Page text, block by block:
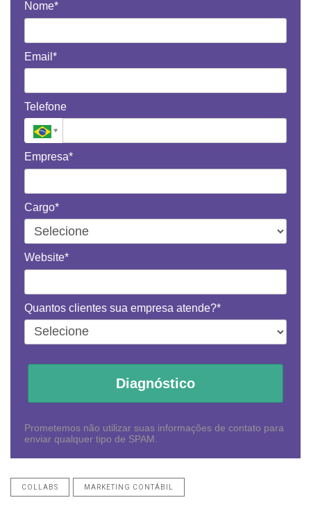
Nome*
Email*
Telefone
Empresa*
Cargo*
Website*
Quantos clientes sua empresa atende?*
Diagnóstico
Prometemos não utilizar suas informações de contato para
enviar qualquer tipo de SPAM.
COLLABS MARKETING CONTÁBIL